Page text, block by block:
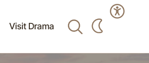
Visit Drama